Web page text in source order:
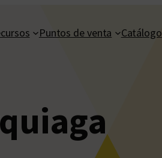
Puntos de venta Catálogo